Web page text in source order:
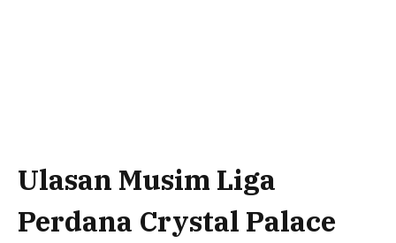
Ulasan Musim Liga
Perdana Crystal Palace